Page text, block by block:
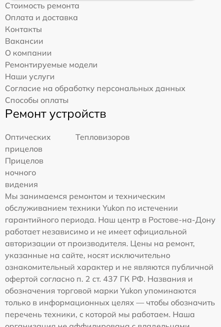
Стоимость ремонта
Оплата и доставка
Контакты
Вакансии
О компании
Ремонтируемые модели
Наши услуги
Согласие на обработку персональных данных
Способы оплаты
Ремонт устройств
Оптических
прицелов
Тепловизоров
Прицелов
ночного
видения
Мы занимаемся ремонтом и техническим
обслуживанием техники Yukon по истечении
гарантийного периода. Наш центр в Ростове-на-Дону
работает независимо и не имеет официальной
авторизации от производителя. Цены на ремонт,
указанные на сайте, носят исключительно
ознакомительный характер и не являются публичной
офертой согласно п. 2 ст. 437 ГК РФ. Названия и
обозначения торговой марки Yukon упоминаются
только в информационных целях — чтобы обозначить
перечень техники, с которой мы работаем. Наша